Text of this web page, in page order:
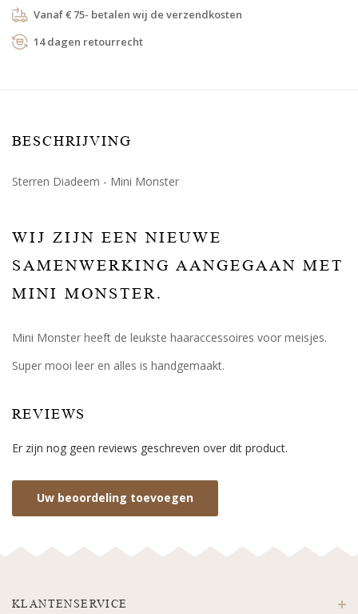
Vanaf € 75- betalen wij de verzendkosten
14 dagen retourrecht
BESCHRIJVING
Sterren Diadeem - Mini Monster
WIJ ZIJN EEN NIEUWE
SAMENWERKING AANGEGAAN MET
MINI MONSTER.
Mini Monster heeft de leukste haaraccessoires voor meisjes.
Super mooi leer en alles is handgemaakt.
REVIEWS
Er zijn nog geen reviews geschreven over dit product.
Uw beoordeling toevoegen
KLANTENSERVICE